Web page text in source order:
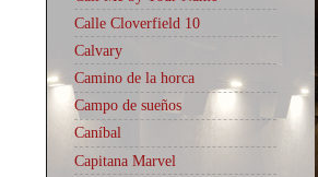
Calle Cloverfield 10
Calvary
Camino de la horca
Campo de sueños
Caníbal
Capitana Marvel